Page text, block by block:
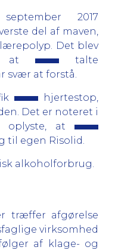
2017
del af maven,
Det blev
at
talte
svær at forstå.
hjertestop,
Det er noteret i
oplyste, at
til egen Risolid.
alkoholforbrug.
træffer afgørelse
virksomhed
af klage- og